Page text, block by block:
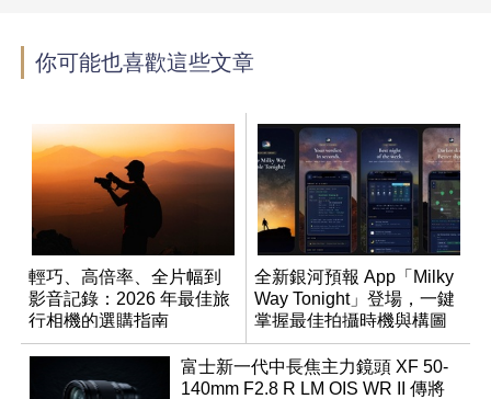
你可能也喜歡這些文章
輕巧、高倍率、全片幅到
影音記錄：2026 年最佳旅
行相機的選購指南
全新銀河預報 App「Milky
Way Tonight」登場，一鍵
掌握最佳拍攝時機與構圖
富士新一代中長焦主力鏡頭 XF 50-
140mm F2.8 R LM OIS WR II 傳將